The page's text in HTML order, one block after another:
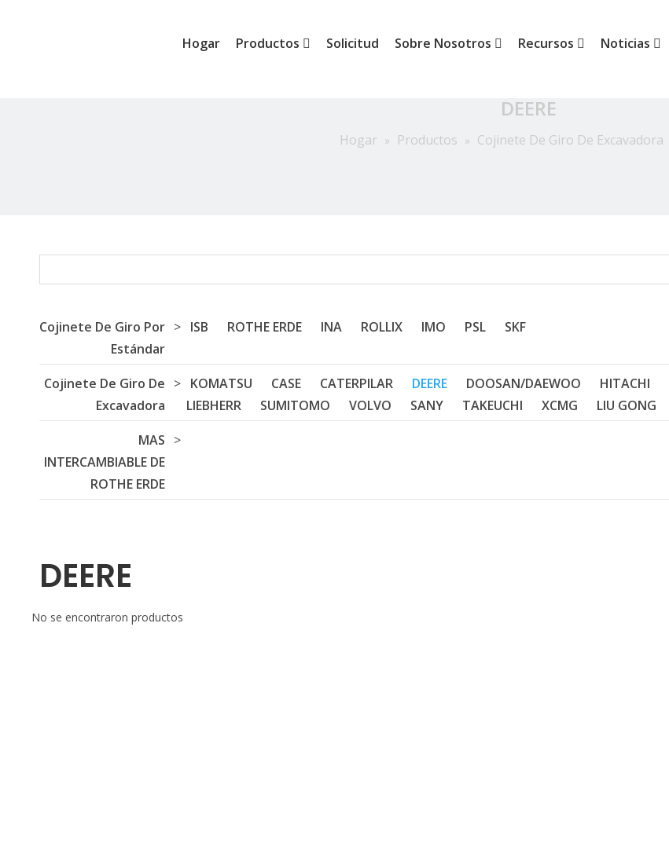
Hogar Productos Solicitud Sobre Nosotros Recursos Noticias
DEERE
Hogar » Productos » Cojinete De Giro De Excavadora
Cojinete De Giro Por
Estándar
> ISB ROTHE ERDE INA ROLLIX IMO PSL SKF
Cojinete De Giro De
Excavadora
> KOMATSU CASE CATERPILAR DEERE DOOSAN/DAEWOO HITACHI
LIEBHERR
SUMITOMO VOLVO SANY TAKEUCHI XCMG
LIU GONG
MAS
INTERCAMBIABLE DE
ROTHE ERDE
>
DEERE
No se encontraron productos